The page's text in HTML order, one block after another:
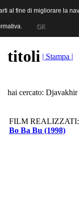
titoli | Stampa |
hai cercato:
FILM REALIZZATI:
Bo Ba Bu (1998)
al fine di migliorare la
OK
al fine di migliorare la
OK